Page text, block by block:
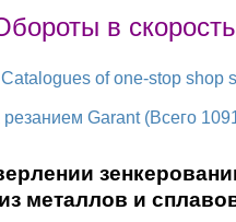
в скорость
of one-stop shop
Garant (Всего
металлов и